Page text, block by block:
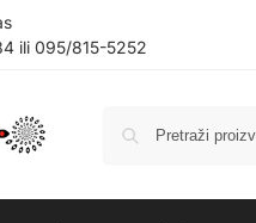
ili 095/815-5252